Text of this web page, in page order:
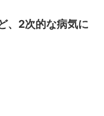
、2次的な病気に